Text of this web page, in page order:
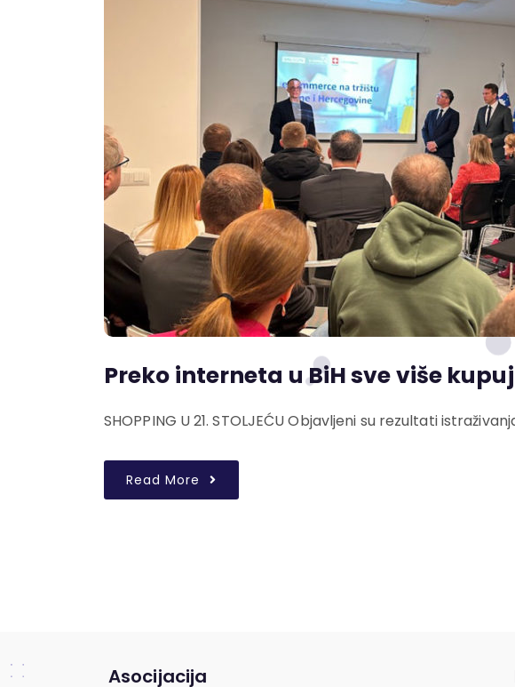
Preko interneta u BiH sve više
SHOPPING U 21. STOLJEĆU Objavljeni su rezultati
Read More
Asocijacija